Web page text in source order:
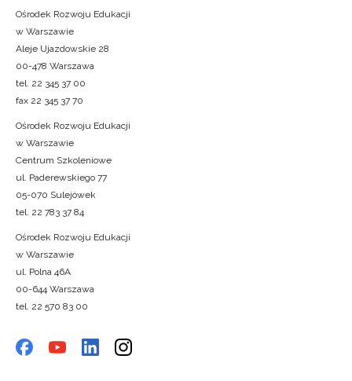
Ośrodek Rozwoju Edukacji
w Warszawie
Aleje Ujazdowskie 28
00-478 Warszawa
tel. 22 345 37 00
fax 22 345 37 70
Ośrodek Rozwoju Edukacji
w Warszawie
Centrum Szkoleniowe
ul. Paderewskiego 77
05-070 Sulejówek
tel. 22 783 37 84
Ośrodek Rozwoju Edukacji
w Warszawie
ul. Polna 46A
00-644 Warszawa
tel. 22 570 83 00